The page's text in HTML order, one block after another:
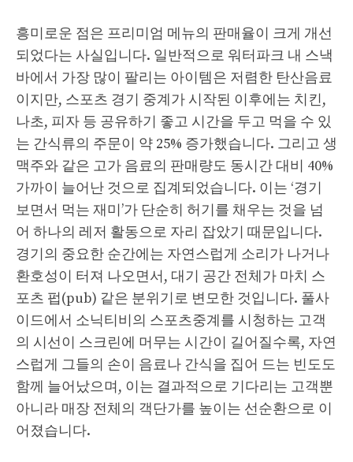
흥미로운 점은 프리미엄 메뉴의 판매율이 크게 개선
되었다는 사실입니다. 일반적으로 워터파크 내 스낵
바에서 가장 많이 팔리는 아이템은 저렴한 탄산음료
이지만, 스포츠 경기 중계가 시작된 이후에는 치킨,
나초, 피자 등 공유하기 좋고 시간을 두고 먹을 수 있
는 간식류의 주문이 약 25% 증가했습니다. 그리고 생
맥주와 같은 고가 음료의 판매량도 동시간 대비 40%
가까이 늘어난 것으로 집계되었습니다. 이는 ‘경기
보면서 먹는 재미’가 단순히 허기를 채우는 것을 넘
어 하나의 레저 활동으로 자리 잡았기 때문입니다.
경기의 중요한 순간에는 자연스럽게 소리가 나거나
환호성이 터져 나오면서, 대기 공간 전체가 마치 스
포츠 펍(pub) 같은 분위기로 변모한 것입니다. 풀사
이드에서 소닉티비의 스포츠중계를 시청하는 고객
의 시선이 스크린에 머무는 시간이 길어질수록, 자연
스럽게 그들의 손이 음료나 간식을 집어 드는 빈도도
함께 늘어났으며, 이는 결과적으로 기다리는 고객뿐
아니라 매장 전체의 객단가를 높이는 선순환으로 이
어졌습니다.